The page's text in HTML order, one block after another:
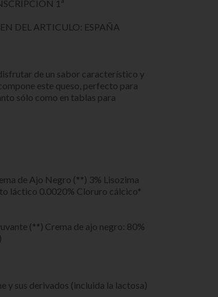
1ª
DEL ARTICULO: ESPAÑA
de un sabor característico y
este queso, perfecto para
sólo como en tablas para
de Ajo Negro (**) 3% Lisozima
láctico 0.0020% Cloruro cálcico*
(**) Crema de ajo negro: 80%
y sus derivados (incluida la lactosa)